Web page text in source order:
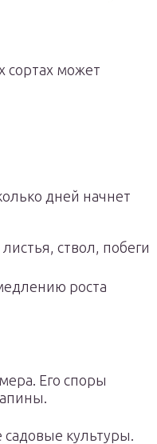
сортах может
дней начнет
ствол, побеги
роста
Его споры
культуры.